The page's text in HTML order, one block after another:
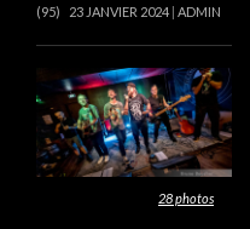
(95)
23 JANVIER 2024 ADMIN
28 photos